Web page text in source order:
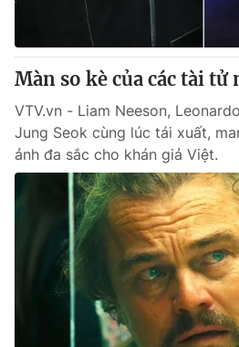
Màn so kè của các tài tử
VTV.vn - Liam Neeson,
Jung Seok cùng lúc tái xuất,
ảnh đa sắc cho khán giả Việt.